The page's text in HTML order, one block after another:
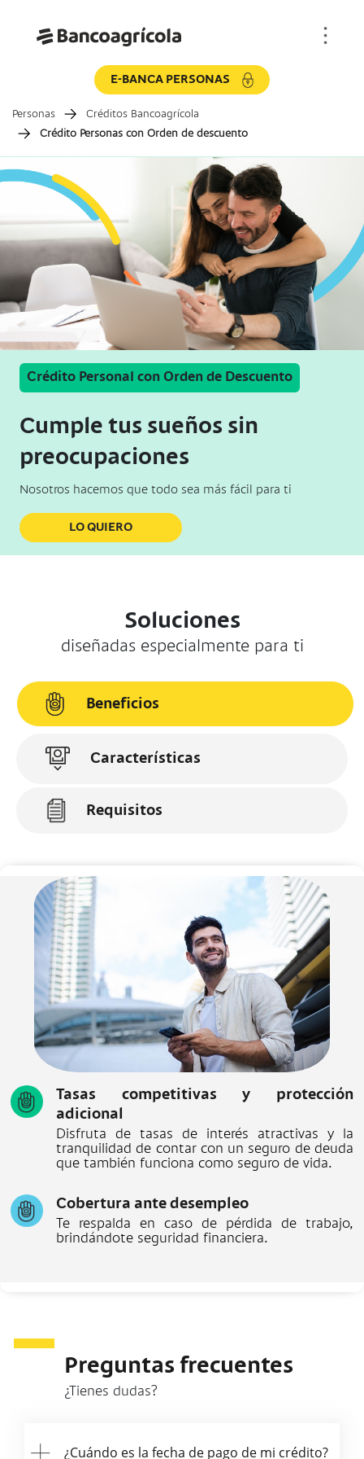
E-BANCA PERSONAS
Personas
Créditos Bancoagrícola
Crédito Personas con Orden de descuento
Crédito Personal con Orden de Descuento
Cumple tus sueños sin
preocupaciones
Nosotros hacemos que todo sea más fácil para ti
LO QUIERO
Soluciones
diseñadas especialmente para ti
Beneficios
Características
Requisitos
Tasas competitivas y protección
adicional
Disfruta de tasas de interés atractivas y la
tranquilidad de contar con un seguro de deuda
que también funciona como seguro de vida.
Cobertura ante desempleo
Te respalda en caso de pérdida de trabajo,
brindándote seguridad financiera.
Preguntas frecuentes
¿Tienes dudas?
¿Cuándo es la fecha de pago de mi crédito?